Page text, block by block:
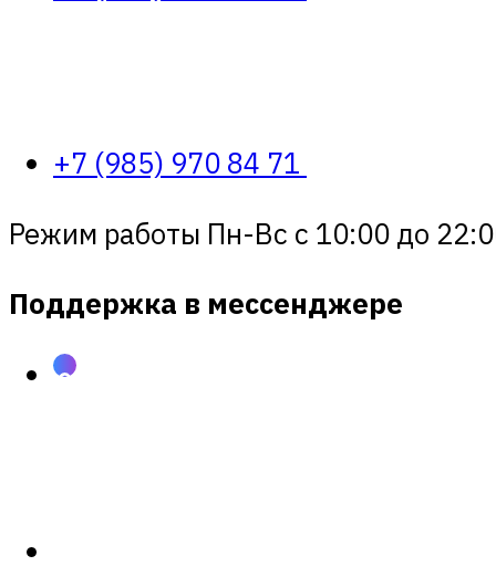
+7 (985) 970 84 71
Режим работы Пн-Вс с 10:00 до
Поддержка в мессенджере